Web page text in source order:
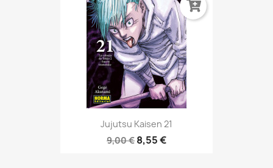
Jujutsu Kaisen 21
9,00 € 8,55 €